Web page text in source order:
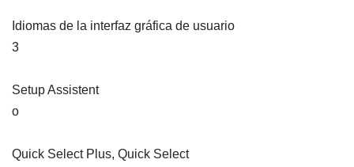
Idiomas de la interfaz gráfica de usuario
3
Setup Assistent
o
Quick Select Plus, Quick Select